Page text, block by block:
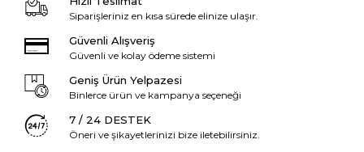
Siparişleriniz en kısa sürede elinize ulaşır.
Güvenli Alışveriş
Güvenli ve kolay ödeme sistemi
Geniş Ürün Yelpazesi
Binlerce ürün ve kampanya seçeneği
7 / 24 DESTEK
Öneri ve şikayetlerinizi bize iletebilirsiniz.